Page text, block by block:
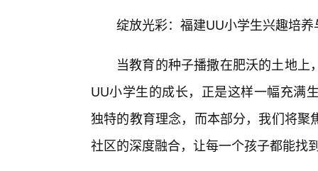
绽放光彩：福建UU小学生兴趣培
当教育的种子播撒在肥沃的土地
UU小学生的成长，正是这样一幅充满
独特的教育理念，而本部分，我们将
社区的深度融合，让每一个孩子都能找